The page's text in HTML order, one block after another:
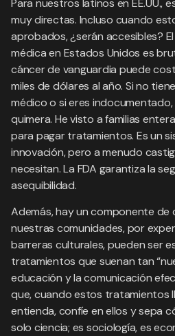
Para nuestros latinos en EE.UU.,
muy directas. Incluso cuando
aprobados, ¿serán accesibles?
médica en Estados Unidos es
cáncer de vanguardia puede
miles de dólares al año. Si no
médico o si eres
quimera. He visto a familias
para pagar tratamientos. Es un
innovación, pero a menudo
necesitan. La FDA garantiza la
asequibilidad.
Además, hay un componente de
nuestras comunidades, por
barreras culturales, pueden ser
tratamientos que suenan tan
educación y la comunicación
que, cuando estos tratamientos
entienda, confíe en ellos y sepa
solo ciencia; es sociología, es